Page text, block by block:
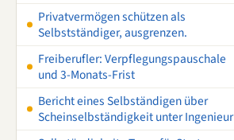
Privatvermögen schützen als
Selbstständiger, ausgrenzen.
Freiberufler: Verpflegungspauschale
und 3-Monats-Frist
Bericht eines Selbständigen über
Scheinselbständigkeit unter Ingenieur